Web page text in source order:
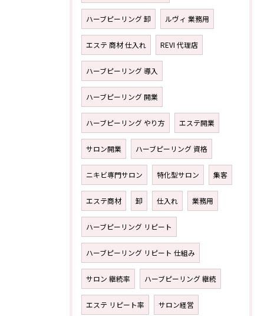
ハーブピーリング 卸 ルヴィ 業務用
エステ 商材 仕入れ REVI 代理店
ハーブピーリング 導入
ハーブピーリング 開業
ハーブピーリング やり方 エステ開業
サロン開業 ハーブピーリング 資格
ニキビ専門サロン 特化型サロン 集客
エステ商材 卸 仕入れ 業務用
ハーブピーリング リピート
ハーブピーリング リピート 仕組み
サロン 継続率 ハーブピーリング 継続
エステ リピート率 サロン経営